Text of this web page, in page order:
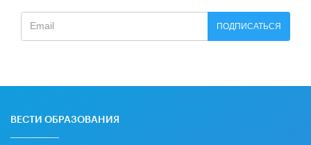
ПОДПИСАТЬСЯ
ВЕСТИ ОБРАЗОВАНИЯ